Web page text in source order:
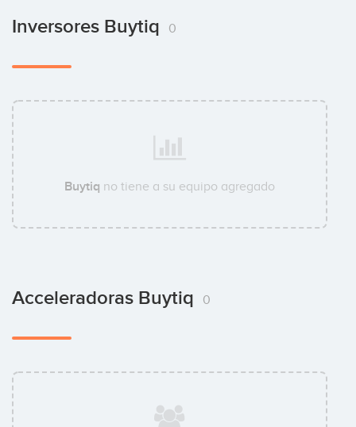
Inversores Buytiq 0
Buytiq no tiene a su equipo agregado
Acceleradoras Buytiq 0